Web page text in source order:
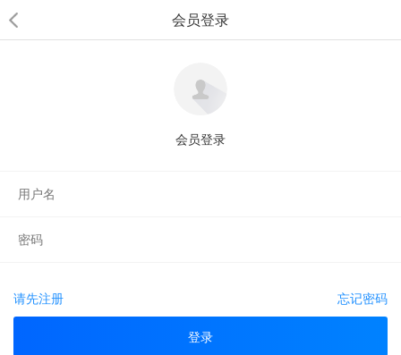
会员登录
会员登录
请先注册 忘记密码
登录